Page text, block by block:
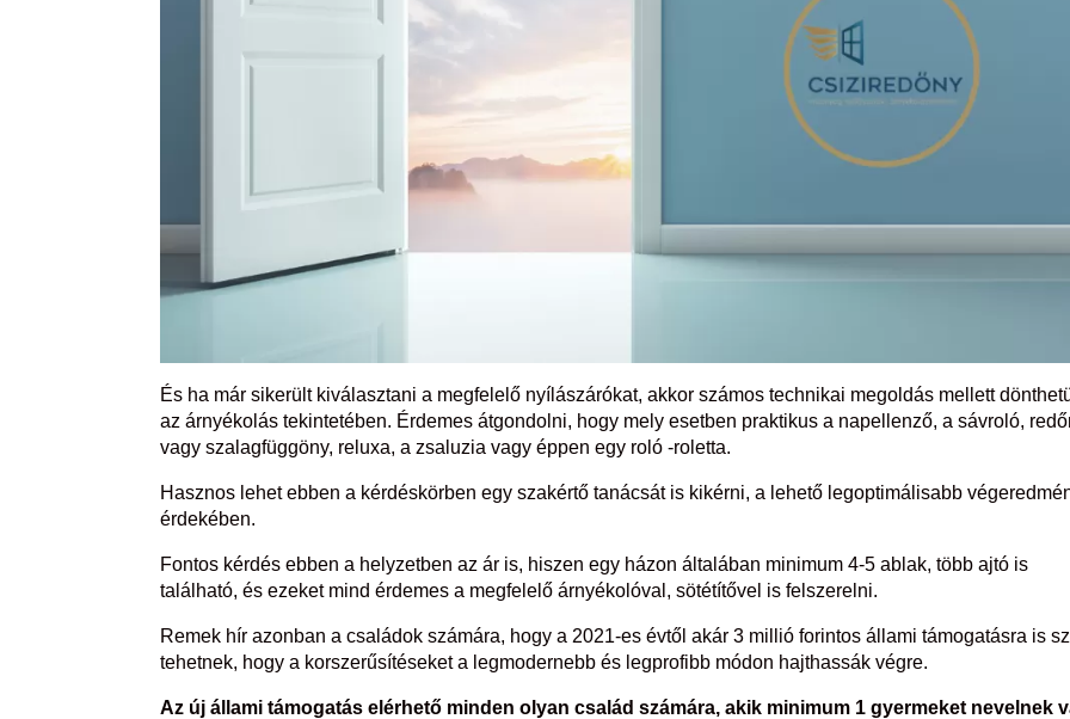
És ha már sikerült kiválasztani a megfelelő nyílászárókat, akkor számos technikai megoldás mellett
az árnyékolás tekintetében. Érdemes átgondolni, hogy mely esetben praktikus a napellenző, a sávroló,
vagy szalagfüggöny, reluxa, a zsaluzia vagy éppen egy roló -roletta.
Hasznos lehet ebben a kérdéskörben egy szakértő tanácsát is kikérni, a lehető legoptimálisabb
érdekében.
Fontos kérdés ebben a helyzetben az ár is, hiszen egy házon általában minimum 4-5 ablak, több ajtó is
található, és ezeket mind érdemes a megfelelő árnyékolóval, sötétítővel is felszerelni.
Remek hír azonban a családok számára, hogy a 2021-es évtől akár 3 millió forintos állami támogatásra is
tehetnek, hogy a korszerűsítéseket a legmodernebb és legprofibb módon hajthassák végre.
Az új állami támogatás elérhető minden olyan család számára, akik minimum 1 gyermeket nevelnek